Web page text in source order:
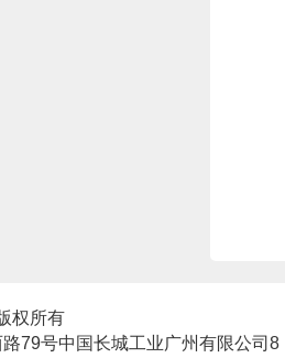
权所有
79号中国长城工业广州有限公司8